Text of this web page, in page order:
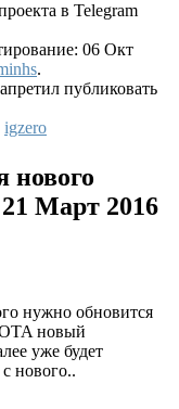
в Telegram
06 Окт
.
публиковать
igzero
нового
21 Март 2016
нужно обновится
новый
уже будет
нового..